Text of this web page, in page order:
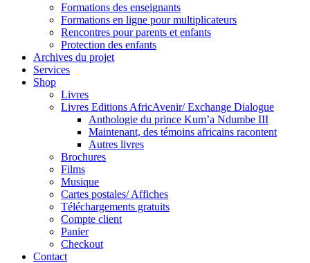
Formations des enseignants
Formations en ligne pour multiplicateurs
Rencontres pour parents et enfants
Protection des enfants
Archives du projet
Services
Shop
Livres
Livres Editions AfricAvenir/ Exchange Dialogue
Anthologie du prince Kum’a Ndumbe III
Maintenant, des témoins africains racontent
Autres livres
Brochures
Films
Musique
Cartes postales/ Affiches
Téléchargements gratuits
Compte client
Panier
Checkout
Contact